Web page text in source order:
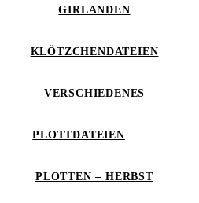
GIRLANDEN
KLÖTZCHENDATEIEN
VERSCHIEDENES
PLOTTDATEIEN
PLOTTEN – HERBST